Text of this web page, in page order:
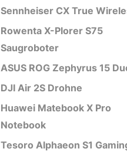
Sennheiser CX True
Rowenta X-Plorer S75
Saugroboter
ASUS ROG Zephyrus 15
DJI Air 2S Drohne
Huawei Matebook X Pro
Notebook
Tesoro Alphaeon S1